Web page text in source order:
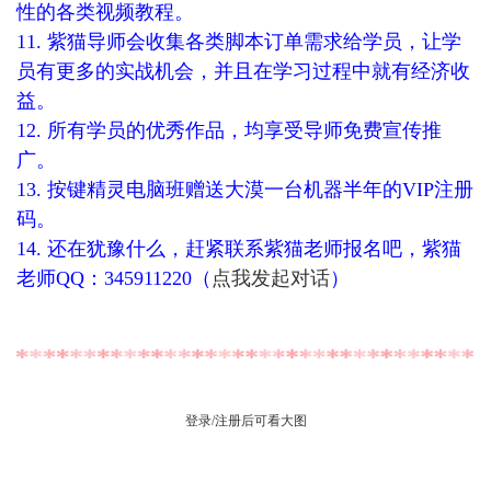
性的各类视频教程。
11. 紫猫导师会收集各类脚本订单需求给学员，让学
员有更多的实战机会，并且在学习过程中就有经济收
益。
12. 所有学员的优秀作品，均享受导师免费宣传推
广。
13. 按键精灵电脑班赠送大漠一台机器半年的VIP注册
码。
14. 还在犹豫什么，赶紧联系紫猫老师报名吧，紫猫
老师QQ：345911220（ 点我发起对话）
登录/注册后可看大图